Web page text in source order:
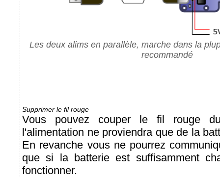
Les deux alims en parallèle, marche dans la
recommandé
Supprimer le fil rouge
Vous pouvez couper le fil rouge
l'alimentation ne proviendra que de la
En revanche vous ne pourrez
que si la batterie est suffisamment
fonctionner.